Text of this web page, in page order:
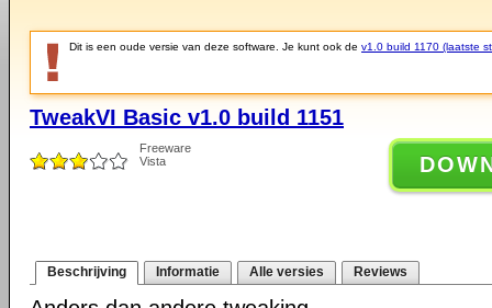
Dit is een oude versie van deze software. Je kunt ook de v1.0 build 1170 (laatste
TweakVI Basic v1.0 build 1151
Freeware
Vista
Beschrijving Informatie Alle versies Reviews